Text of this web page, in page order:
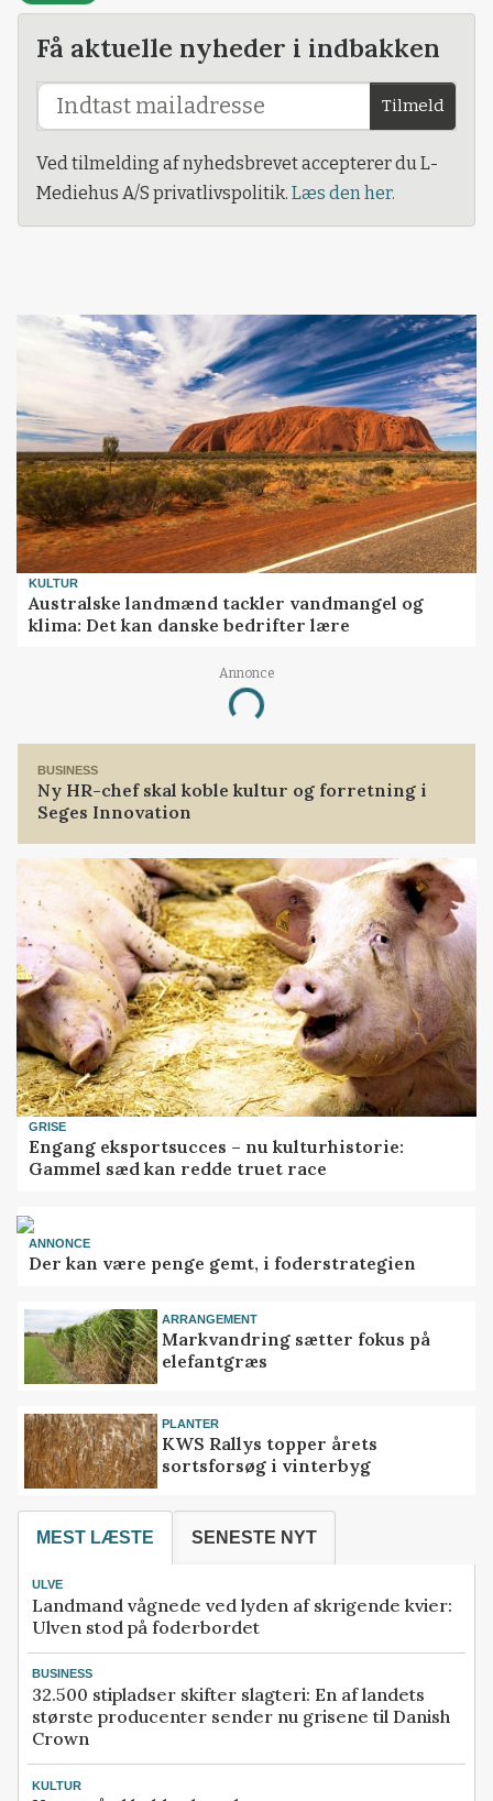
Få aktuelle nyheder i indbakken
Tilmeld
Ved tilmelding af nyhedsbrevet accepterer du L-
Mediehus A/S privatlivspolitik. Læs den her.
KULTUR
Australske landmænd tackler vandmangel og
klima: Det kan danske bedrifter lære
Annonce
Loading...
BUSINESS
Ny HR-chef skal koble kultur og forretning i
Seges Innovation
GRISE
Engang eksportsucces – nu kulturhistorie:
Gammel sæd kan redde truet race
ANNONCE
Der kan være penge gemt, i foderstrategien
ARRANGEMENT
Markvandring sætter fokus på
elefantgræs
PLANTER
KWS Rallys topper årets
sortsforsøg i vinterbyg
MEST LÆSTE SENESTE NYT
ULVE
Landmand vågnede ved lyden af skrigende kvier:
Ulven stod på foderbordet
BUSINESS
32.500 stipladser skifter slagteri: En af landets
største producenter sender nu grisene til Danish
Crown
KULTUR